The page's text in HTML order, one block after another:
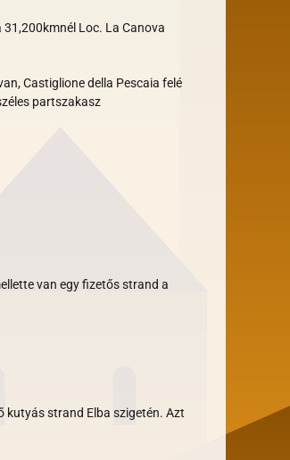
Loc. La Canova
Castiglione della Pescaia felé
partszakasz
van egy fizetős strand a
kutyás strand Elba szigetén. Azt